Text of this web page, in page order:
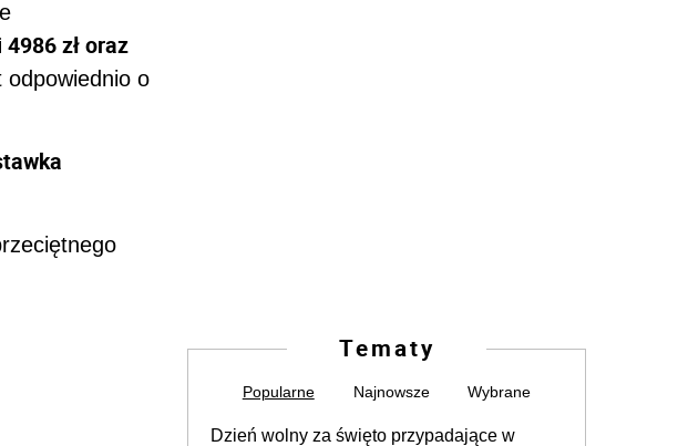
zł oraz
odpowiednio o
Tematy
Popularne Najnowsze Wybrane
Dzień wolny za święto przypadające w